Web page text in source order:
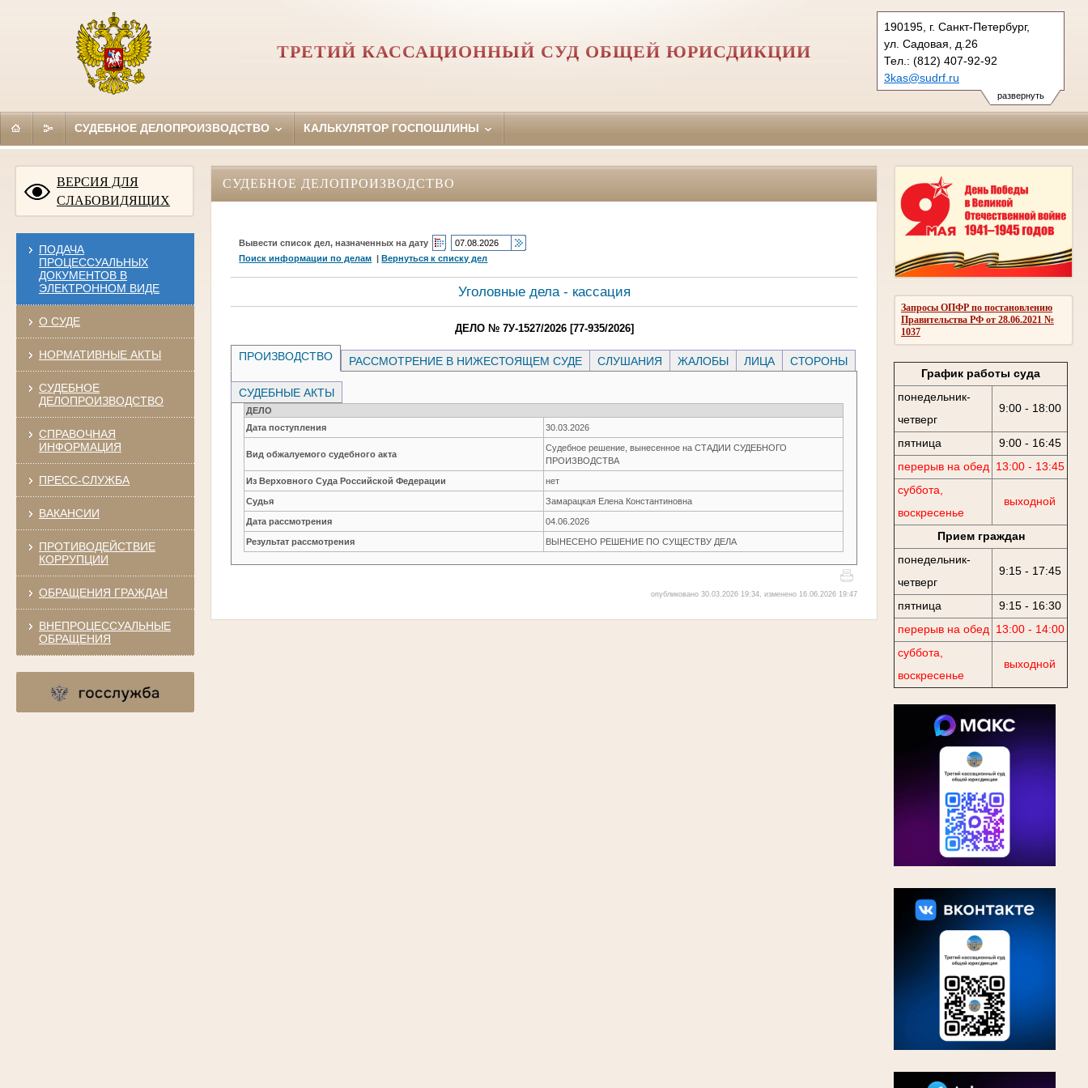
развернуть
190195, г. Санкт-Петербург,
ул. Садовая, д.26
Тел.: (812) 407-92-92
3kas@sudrf.ru
ТРЕТИЙ КАССАЦИОННЫЙ СУД ОБЩЕЙ ЮРИСДИКЦИИ
СУДЕБНОЕ ДЕЛОПРОИЗВОДСТВО КАЛЬКУЛЯТОР ГОСПОШЛИНЫ
ВЕРСИЯ ДЛЯ
СЛАБОВИДЯЩИХ
ПОДАЧА
ПРОЦЕССУАЛЬНЫХ
ДОКУМЕНТОВ В
ЭЛЕКТРОННОМ ВИДЕ
О СУДЕ
НОРМАТИВНЫЕ АКТЫ
СУДЕБНОЕ
ДЕЛОПРОИЗВОДСТВО
СПРАВОЧНАЯ
ИНФОРМАЦИЯ
ПРЕСС-СЛУЖБА
ВАКАНСИИ
ПРОТИВОДЕЙСТВИЕ
КОРРУПЦИИ
ОБРАЩЕНИЯ ГРАЖДАН
ВНЕПРОЦЕССУАЛЬНЫЕ
ОБРАЩЕНИЯ
Запросы ОПФР по постановлению
Правительства РФ от 28.06.2021 №
1037
График работы суда
понедельник-
четверг
9:00 - 18:00
пятница
9:00 - 16:45
перерыв на обед 13:00 - 13:45
суббота,
воскресенье
выходной
Прием граждан
понедельник-
четверг
9:15 - 17:45
пятница
9:15 - 16:30
перерыв на обед 13:00 - 14:00
суббота,
воскресенье
выходной
СУДЕБНОЕ ДЕЛОПРОИЗВОДСТВО
Вывести список дел, назначенных на дату
Поиск информации по делам |Вернуться к списку дел
Уголовные дела - кассация
ДЕЛО № 7У-1527/2026 [77-935/2026]
ПРОИЗВОДСТВО РАССМОТРЕНИЕ В НИЖЕСТОЯЩЕМ СУДЕ СЛУШАНИЯ ЖАЛОБЫ ЛИЦА СТОРОНЫ
СУДЕБНЫЕ АКТЫ
ДЕЛО
Дата поступления
30.03.2026
Вид обжалуемого судебного акта
Судебное решение, вынесенное на СТАДИИ СУДЕБНОГО
ПРОИЗВОДСТВА
Из Верховного Суда Российской Федерации нет
Судья Замарацкая Елена Константиновна
Дата рассмотрения 04.06.2026
Результат рассмотрения ВЫНЕСЕНО РЕШЕНИЕ ПО СУЩЕСТВУ ДЕЛА
опубликовано 30.03.2026 19:34, изменено 16.06.2026 19:47